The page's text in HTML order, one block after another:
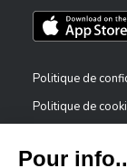
Téléchargez
Politique de
Politique de
Déclaration